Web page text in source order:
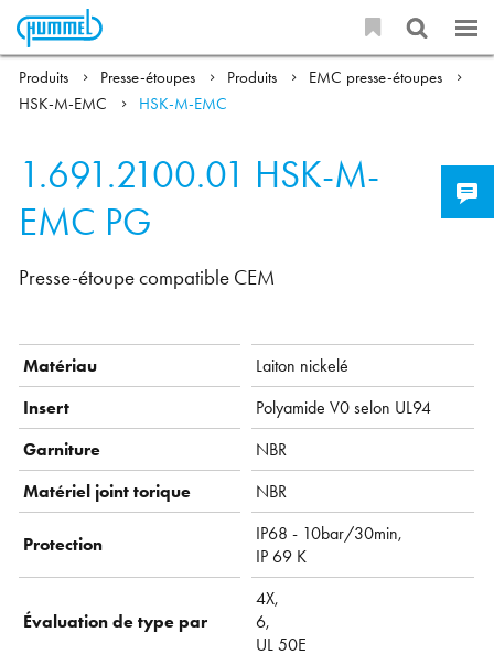
Produits Presse-étoupes Produits
EMC presse-étoupes
HSK-M-EMC
HSK-M-EMC
1.691.2100.01 HSK-M-
EMC PG
Presse-étoupe compatible CEM
Matériau
Laiton nickelé
Insert
Polyamide V0 selon UL94
Garniture
NBR
Matériel joint torique
NBR
Protection
IP68 - 10bar/30min,
IP 69 K
Évaluation de type par
4X,
6,
UL 50E